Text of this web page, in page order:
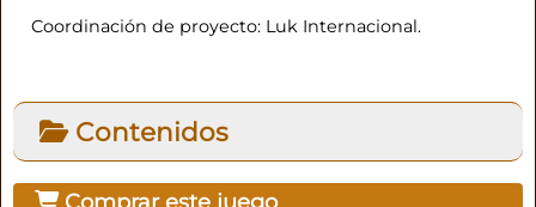
Coordinación de proyecto: Luk Internacional.
Contenidos